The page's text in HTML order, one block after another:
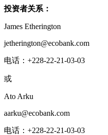
投资者关系：
James Etherington
jetherington@ecobank.com
电话：+228-22-21-03-03
或
Ato Arku
aarku@ecobank.com
电话：+228-22-21-03-03